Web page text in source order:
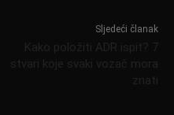
Sljedeći članak
Kako položiti ADR ispit? 7
stvari koje svaki vozač mora
znati